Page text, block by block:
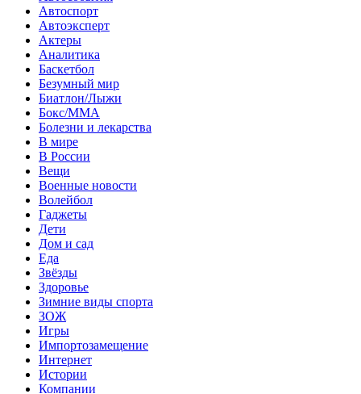
Автоспорт
Автоэксперт
Актеры
Аналитика
Баскетбол
Безумный мир
Биатлон/Лыжи
Бокс/MMA
Болезни и лекарства
В мире
В России
Вещи
Военные новости
Волейбол
Гаджеты
Дети
Дом и сад
Еда
Звёзды
Здоровье
Зимние виды спорта
ЗОЖ
Игры
Импортозамещение
Интернет
Истории
Компании